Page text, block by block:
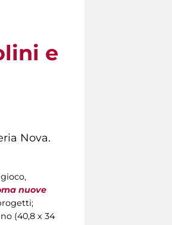
e
Nova.
nuove
(40,8 x 34